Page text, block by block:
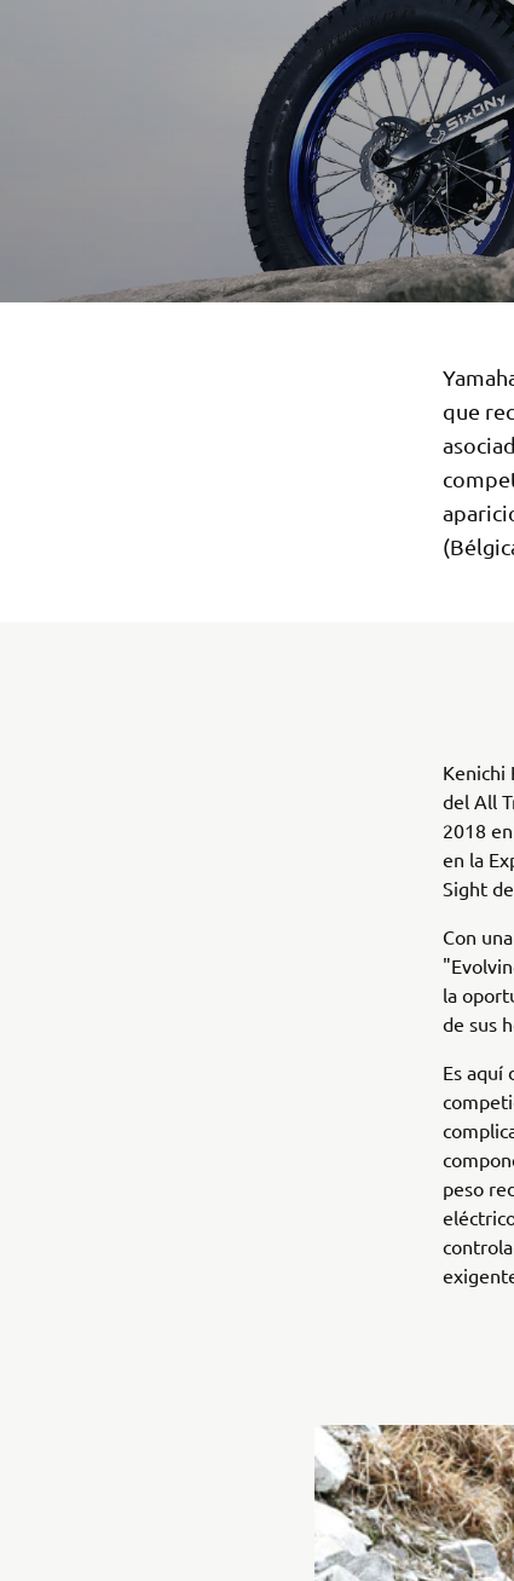
que
Kenichi
del All
2018
en la
Sight
Con
la
de sus
Es aquí
peso